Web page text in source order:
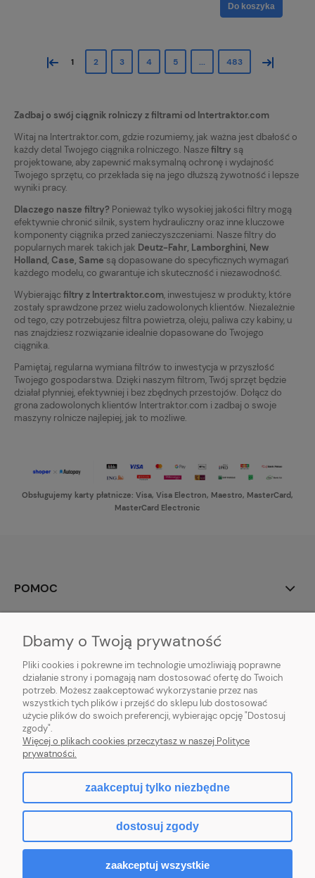
Do koszyka
« 1 2 3 4 5 ... 483 »
Zadbaj o swój ciągnik rolniczy z filtrami od Intertraktor.com
Witaj na Intertraktor.com, gdzie rozumiemy, jak ważna jest dbałość o
każdy detal Twojego ciągnika rolniczego. Naszefiltry są
projektowane, aby zapewnić maksymalną ochronę i wydajność
Twojego sprzętu, co przekłada się na jego dłuższą żywotność i lepsze
wyniki pracy.
Dlaczego nasze filtry? Ponieważ tylko wysokiej jakości filtry mogą
efektywnie chronić silnik, system hydrauliczny oraz inne kluczowe
komponenty ciągnika przed zanieczyszczeniami. Nasze filtry do
popularnych marek takich jak Deutz-Fahr, Lamborghini, New
Holland, Case, Same są dopasowane do specyficznych wymagań
każdego modelu, co gwarantuje ich skuteczność i niezawodność.
Wybierającfiltry z Intertraktor.com, inwestujesz w produkty, które
zostały sprawdzone przez wielu zadowolonych klientów. Niezależnie
od tego, czy potrzebujesz filtra powietrza, oleju, paliwa czy kabiny, u
nas znajdziesz rozwiązanie idealnie dopasowane do Twojego
ciągnika.
Pamiętaj, regularna wymiana filtrów to inwestycja w przyszłość
Twojego gospodarstwa. Dzięki naszym filtrom, Twój sprzęt będzie
działał płynniej, efektywniej i bez zbędnych przestojów. Dołącz do
grona zadowolonych klientów Intertraktor.com i zadbaj o swoje
maszyny rolnicze najlepiej, jak to możliwe.
Obsługujemy karty płatnicze: Visa, Visa Electron, Maestro, MasterCard,
MasterCard Electronic
POMOC
PŁATNOŚCI I DOSTAWA
INFORMACJE
O NAS
Sklep internetowy Shoper Premium
Dbamy o Twoją prywatność
Pliki cookies i pokrewne im technologie umożliwiają poprawne
działanie strony i pomagają nam dostosować ofertę do Twoich
potrzeb. Możesz zaakceptować wykorzystanie przez nas
wszystkich tych plików i przejść do sklepu lub dostosować
użycie plików do swoich preferencji, wybierając opcję "Dostosuj
zgody".
Więcej o plikach cookies przeczytasz w naszej Polityce
prywatności.
zaakceptuj tylko niezbędne
dostosuj zgody
zaakceptuj wszystkie